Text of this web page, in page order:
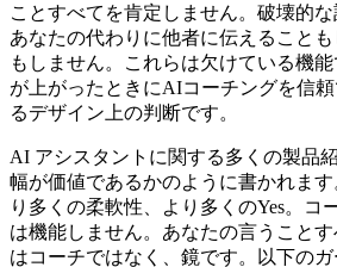
ことすべてを肯定しません。破壊的な
あなたの代わりに他者に伝えること
もしません。これらは欠けている機
が上がったときにAIコーチングを信
るデザイン上の判断です。
AI アシスタントに関する多くの製品
幅が価値であるかのように書かれま
り多くの柔軟性、より多くのYes。コ
は機能しません。あなたの言うこと
はコーチではなく、鏡です。以下の